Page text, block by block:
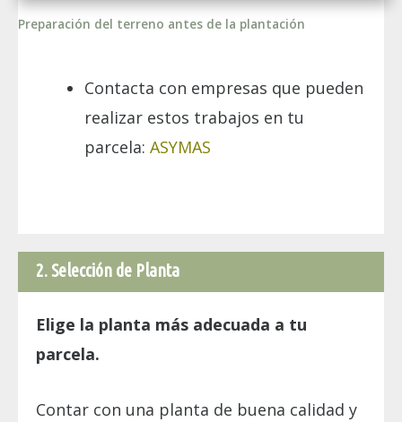
Preparación del terreno antes de la plantación
Contacta con empresas que pueden
realizar estos trabajos en tu
parcela: ASYMAS
2. Selección de Planta
Elige la planta más adecuada a tu
parcela.
Contar con una planta de buena calidad y